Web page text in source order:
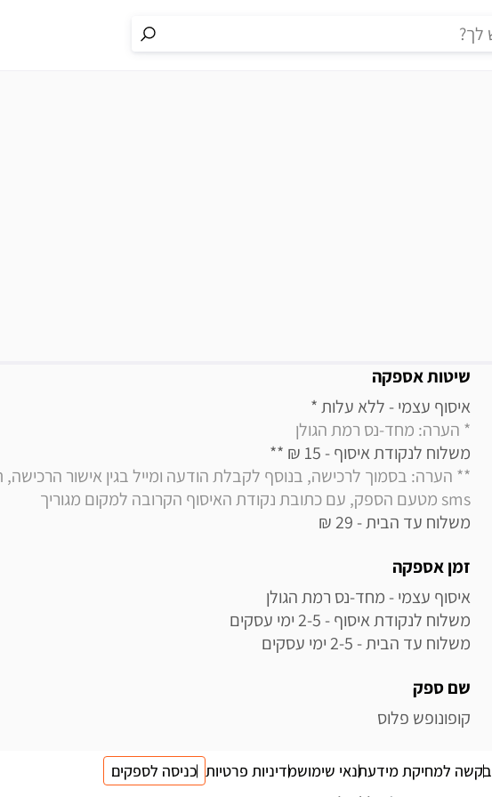
מידע נוסף
שיטות אספקה
איסוף עצמי - ללא עלות *
* הערה: מחד-נס רמת הגולן
משלוח לנקודת איסוף - 15 ₪ **
sms מטעם הספק, עם כתובת נקודת האיסוף הקרובה למקום מגוריך
משלוח עד הבית - 29 ₪
זמן אספקה
משלוח עד הבית - 2-5 ימי עסקים
שם ספק
קופונופש פלוס
בקשה למחיקת מידעתנאי שימושמדיניות פרטיות כניסה לספקים